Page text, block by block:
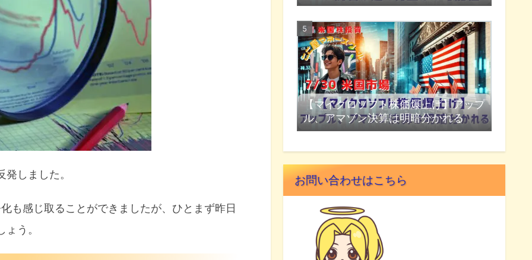
ックス
PPIはインフレ低下の先行指標 まとめ
しました。
も感じ取ることができましたが、ひとまず昨日
う。
【マイクロソフト株価爆上げ】アップ
ル、アマゾン決算は明暗分かれる
お問い合わせはこちら